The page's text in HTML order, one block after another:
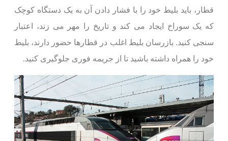
قطار، باید بلیط خود را با فشار دادن آن به یک دستگاه کوچک
که یک سوراخ ایجاد می کند و تاریخ را مهر می زند، اعتبار
سنجی کنید. بازرسان بلیط اغلب در قطارها حضور دارند، بلیط
خود را همراه داشته باشید تا از جریمه فوری جلوگیری کنید.